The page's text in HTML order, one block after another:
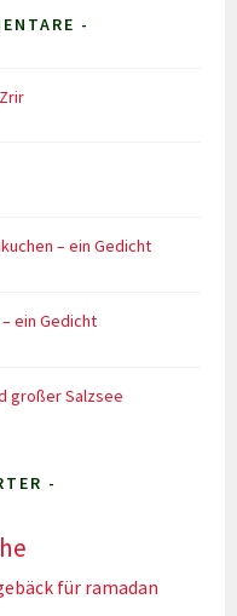
-
– ein Gedicht
ein Gedicht
großer Salzsee
-
für ramadan